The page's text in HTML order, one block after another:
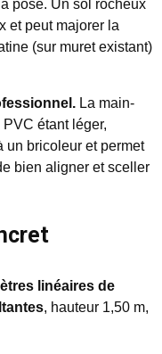
pose. Un sol rocheux
et peut majorer la
(sur muret existant)
La main-
étant léger,
un bricoleur et permet
bien aligner et sceller
linéaires de
, hauteur 1,50 m,